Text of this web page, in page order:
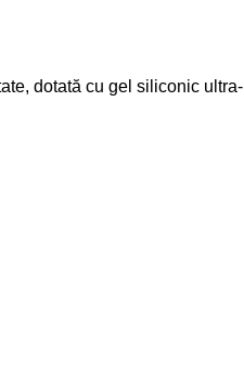
dotată cu gel siliconic ultra-